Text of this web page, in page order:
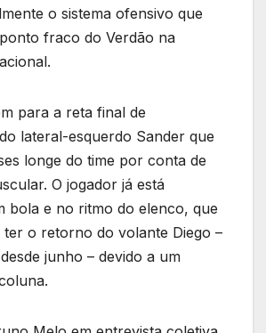
o sistema ofensivo que
fraco do Verdão na
para a reta final de
lateral-esquerdo Sander que
longe do time por conta de
O jogador já está
bola e no ritmo do elenco, que
ter o retorno do volante Diego –
junho – devido a um